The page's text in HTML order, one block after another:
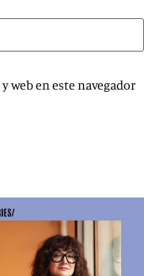
web en este navegador